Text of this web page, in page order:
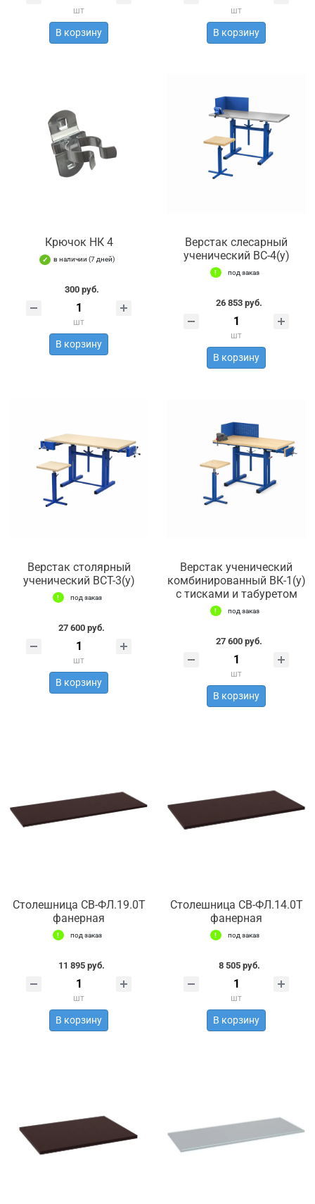
шт
В корзину
шт
В корзину
Крючок НК 4
в наличии (7 дней)
300 руб.
шт
В корзину
Верстак слесарный
ученический ВС-4(у)
под заказ
26 853 руб.
шт
В корзину
Верстак столярный
ученический ВСТ-3(у)
под заказ
27 600 руб.
шт
В корзину
Верстак ученический
комбинированный ВК-1(у)
с тисками и табуретом
под заказ
27 600 руб.
шт
В корзину
Столешница СВ-ФЛ.19.0Т
фанерная
под заказ
11 895 руб.
шт
В корзину
Столешница СВ-ФЛ.14.0Т
фанерная
под заказ
8 505 руб.
шт
В корзину